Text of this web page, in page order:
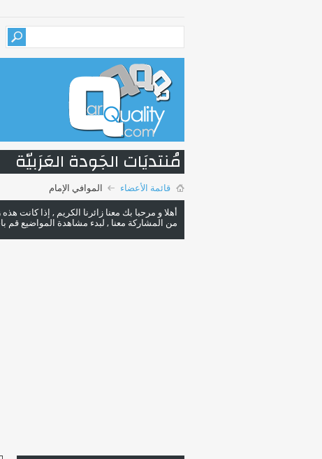
مُنتديَات الجَودة العَرَبيّة
قائمة الأعضاء
الموافي الإمام
أهلا و مرحبا بك معنا زائرنا الكريم , إذا كانت
من المشاركة معنا , لبدء مشاهدة المواضيع قم